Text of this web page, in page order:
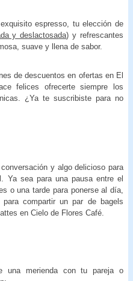
espresso, tu elección de
y deslactosada) y refrescantes
suave y llena de sabor.
de descuentos en ofertas en El
felices ofrecerte siempre los
¿Ya te suscribiste para no
y algo delicioso para
Ya sea para una pausa entre el
o una tarde para ponerse al día,
compartir un par de bagels
en Cielo de Flores Café.
una merienda con tu pareja o